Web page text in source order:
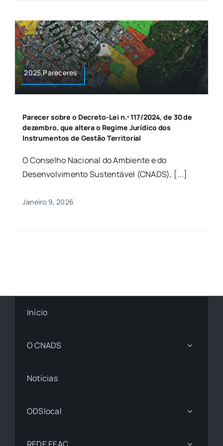
2025,Pareceres
Parecer sobre o Decreto-Lei n.º 117/2024, de 30 de
dezembro, que altera o Regime Jurídico dos
Instrumentos de Gestão Territorial
O Conselho Nacional do Ambiente e do
Desenvolvimento Sustentável (CNADS), [...]
Janeiro 9, 2026
Início
O CNADS
Notícias
ODSlocal